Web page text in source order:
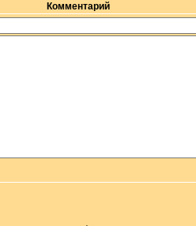
Комментарий